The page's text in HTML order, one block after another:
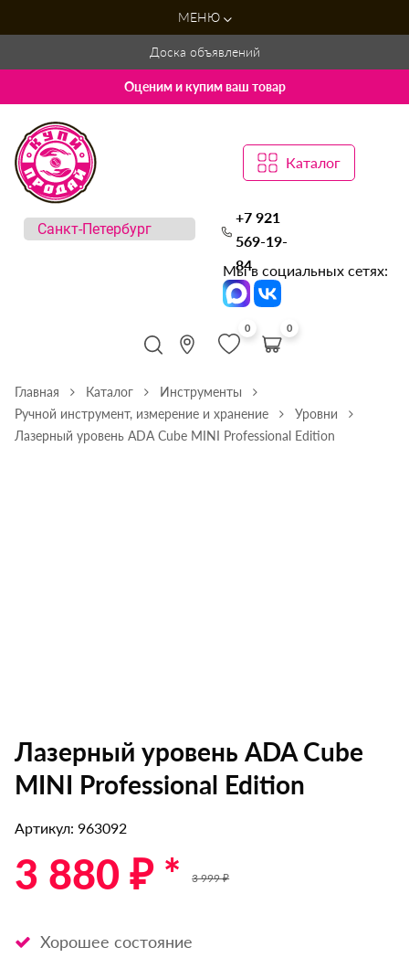
МЕНЮ
Доска объявлений
Оценим и купим ваш товар
Каталог
+7 921
569-19-
84
Мы в социальных сетях:
0 0
Главная Каталог
Инструменты
Ручной инструмент, измерение и хранение
Уровни
Лазерный уровень ADA Cube MINI Professional Edition
Лазерный уровень ADA Cube
MINI Professional Edition
Артикул: 963092
3 880 ₽ * 3 999 ₽
Хорошее состояние